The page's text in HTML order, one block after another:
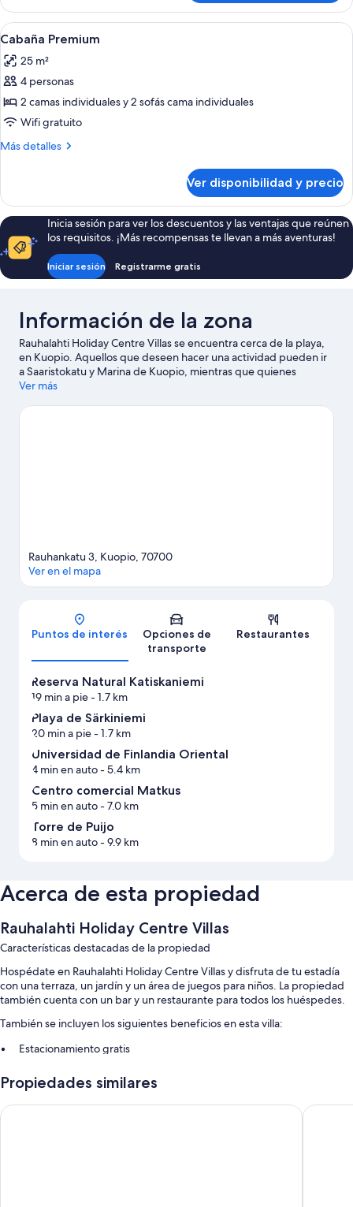
Premium,
vista
parcial
lago
Ver
todas
las
fotos
de
Cabaña
Premium
Una habitación con piso de madera,
7
Cabaña Premium
25 m²
4 personas
2 camas individuales y 2 sofás cama individuales
Wifi gratuito
Más detalles
Más
Premium
Ver disponibilidad y precio
Inicia sesión para ver los descuentos y las ventajas que reúnen
los requisitos. ¡Más recompensas te llevan a más aventuras!
Iniciar sesión Registrarme gratis
Información de la zona
Rauhalahti Holiday Centre Villas se encuentra cerca de la playa,
en Kuopio. Aquellos que deseen hacer una actividad pueden ir
a Saaristokatu y Marina de Kuopio, mientras que quienes
quieran apreciar la belleza natural del área pueden visitar
asistir a un evento o partido mientras estás en la ciudad? Échale
Ver más
Mapa
Rauhankatu 3, Kuopio, 70700
Ver en el mapa
Puntos de interés
Opciones de
transporte
Restaurantes
Reserva Natural Katiskaniemi
19 min a pie- 1.7 km
Playa de Särkiniemi
20 min a pie- 1.7 km
Universidad de Finlandia Oriental
4 min en auto- 5.4 km
Centro comercial Matkus
5 min en auto- 7.0 km
Torre de Puijo
8 min en auto- 9.9 km
Acerca de esta propiedad
Rauhalahti Holiday Centre Villas
Características destacadas de la propiedad
Hospédate en Rauhalahti Holiday Centre Villas y disfruta de tu estadía
con una terraza, un jardín y un área de juegos para niños. La propiedad
también cuenta con un bar y un restaurante para todos los huéspedes.
También se incluyen los siguientes beneficios en esta villa:
Estacionamiento gratis
Áreas para no fumadores
Propiedades similares
Spa Hotel Rauhalahti Scandic